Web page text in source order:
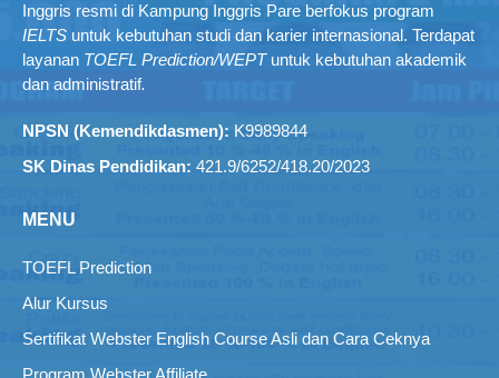
Inggris resmi di Kampung Inggris Pare berfokus program
IELTS untuk kebutuhan studi dan karier internasional. Terdapat
layanan TOEFL Prediction/WEPTuntuk kebutuhan akademik
dan administratif.
NPSN (Kemendikdasmen): K9989844
SK Dinas Pendidikan: 421.9/6252/418.20/2023
MENU
TOEFL Prediction
Alur Kursus
Sertifikat Webster English Course Asli dan Cara Ceknya
Program Webster Affiliate